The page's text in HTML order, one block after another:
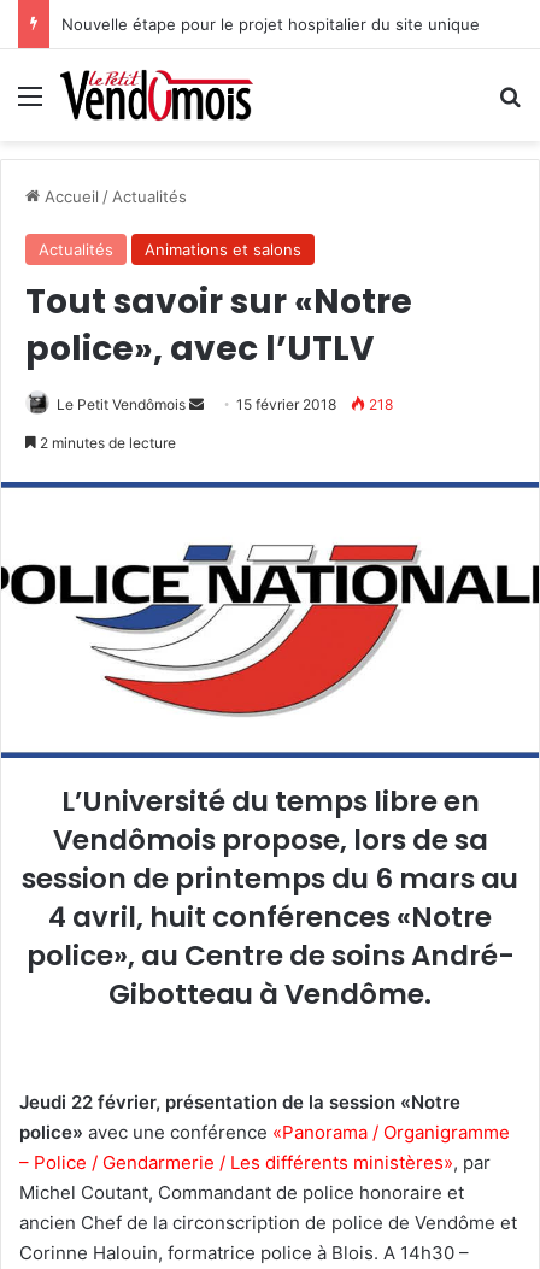
Nouvelle étape pour le projet hospitalier du site unique
Menu
Accueil / Actualités
Actualités Animations et salons
Tout savoir sur «Notre
police», avec l’UTLV
Le Petit Vendômois
o
e
u
c
r
i
e
15 février 2018 218
2 minutes de lecture
L’Université du temps libre en
Vendômois propose, lors de sa
session de printemps du 6 mars au
4 avril, huit conférences «Notre
police», au Centre de soins André-
Gibotteau à Vendôme.
Jeudi 22 février, présentation de la session «Notre
police» avec une conférence «Panorama / Organigramme
– Police / Gendarmerie / Les différents ministères», par
Michel Coutant, Commandant de police honoraire et
ancien Chef de la circonscription de police de Vendôme et
Corinne Halouin, formatrice police à Blois. A 14h30 –